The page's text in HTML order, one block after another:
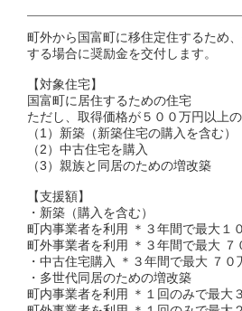
町外から国富町に移住定住するため
する場合に奨励金を交付します。
【対象住宅】
国富町に居住するための住宅
ただし、取得価格が５００万円以上
（1）新築（新築住宅の購入を含む）
（2）中古住宅を購入
（3）親族と同居のための増改築
【支援額】
・新築（購入を含む）
町内事業者を利用 ＊３年間で最大１
町外事業者を利用 ＊３年間で最大 ７
・中古住宅購入 ＊３年間で最大 ７０
・多世代同居のための増改築
町内事業者を利用 ＊１回のみで最大